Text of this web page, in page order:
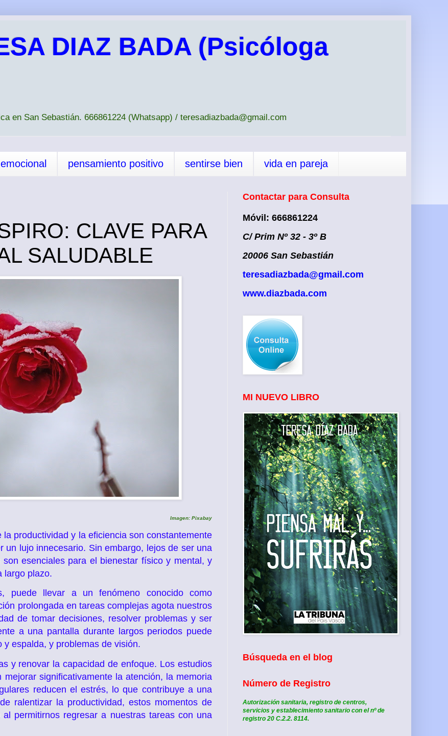
DIAZ BADA (Psicóloga
en San Sebastián. 666861224 (Whatsapp) / teresadiazbada@gmail.com
pensamiento positivo sentirse bien vida en pareja
CLAVE PARA
SALUDABLE
Imagen: Pixabay
productividad y la eficiencia son constantemente
un lujo innecesario. Sin embargo, lejos de ser una
esenciales para el bienestar físico y mental, y
largo plazo.
puede llevar a un fenómeno conocido como
prolongada en tareas complejas agota nuestros
de tomar decisiones, resolver problemas y ser
a una pantalla durante largos periodos puede
espalda, y problemas de visión.
y renovar la capacidad de enfoque. Los estudios
significativamente la atención, la memoria
reducen el estrés, lo que contribuye a una
ralentizar la productividad, estos momentos de
permitirnos regresar a nuestras tareas con una
Contactar para Consulta
Móvil: 666861224
C/ Prim Nº 32 - 3º B
20006 San Sebastián
teresadiazbada@gmail.com
www.diazbada.com
MI NUEVO LIBRO
Búsqueda en el blog
Número de Registro
Autorización sanitaria, registro de centros,
servicios y establecimiento sanitario con el nº de
registro 20 C.2.2. 8114.